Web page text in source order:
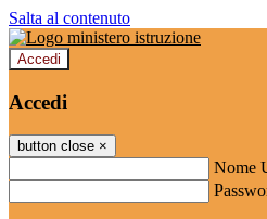
Salta al contenuto
Accedi
Accedi
button close ×
Nome